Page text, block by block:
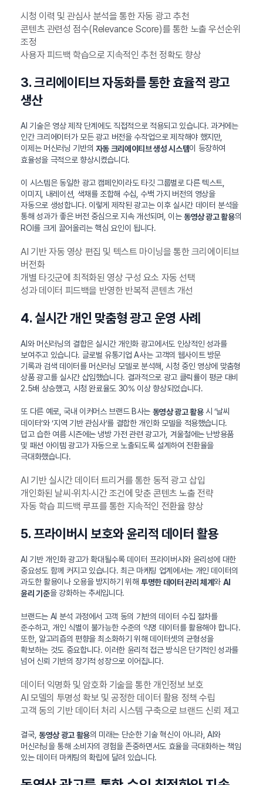
시청 이력 및 관심사 분석을 통한 자동 광고 추천
콘텐츠 관련성 점수(Relevance Score)를 통한 노출 우선순위
조정
사용자 피드백 학습으로 지속적인 추천 정확도 향상
3. 크리에이티브 자동화를 통한 효율적 광고
생산
AI 기술은 영상 제작 단계에도 직접적으로 적용되고 있습니다. 과거에는
인간 크리에이터가 모든 광고 버전을 수작업으로 제작해야 했지만,
이제는 머신러닝 기반의 자동 크리에이티브 생성 시스템이 등장하여
효율성을 극적으로 향상시켰습니다.
이 시스템은 동일한 광고 캠페인이라도 타깃 그룹별로 다른 텍스트,
이미지, 내레이션, 색채를 조합해 수십, 수백 가지 버전의 영상을
자동으로 생성합니다. 이렇게 제작된 광고는 이후 실시간 데이터 분석을
통해 성과가 좋은 버전 중심으로 지속 개선되며, 이는동영상 광고 활용의
ROI를 크게 끌어올리는 핵심 요인이 됩니다.
AI 기반 자동 영상 편집 및 텍스트 마이닝을 통한 크리에이티브
버전화
개별 타깃군에 최적화된 영상 구성 요소 자동 선택
성과 데이터 피드백을 반영한 반복적 콘텐츠 개선
4. 실시간 개인 맞춤형 광고 운영 사례
AI와 머신러닝의 결합은 실시간 개인화 광고에서도 인상적인 성과를
보여주고 있습니다. 글로벌 유통기업 A사는 고객의 웹사이트 방문
기록과 검색 데이터를 머신러닝 모델로 분석해, 시청 중인 영상에 맞춤형
상품 광고를 실시간 삽입했습니다. 결과적으로 광고 클릭률이 평균 대비
2.5배 상승했고, 시청 완료율도 30% 이상 향상되었습니다.
또 다른 예로, 국내 이커머스 브랜드 B사는 동영상 광고 활용시 ‘날씨
데이터’와 ‘지역 기반 관심사’를 결합한 개인화 모델을 적용했습니다.
덥고 습한 여름 시즌에는 냉방 가전 관련 광고가, 겨울철에는 난방용품
및 패션 아이템 광고가 자동으로 노출되도록 설계하여 전환율을
극대화했습니다.
AI 기반 실시간 데이터 트리거를 통한 동적 광고 삽입
개인화된 날씨·위치·시간 조건에 맞춘 콘텐츠 노출 전략
자동 학습 피드백 루프를 통한 지속적인 전환율 향상
5. 프라이버시 보호와 윤리적 데이터 활용
AI 기반 개인화 광고가 확대될수록 데이터 프라이버시와 윤리성에 대한
중요성도 함께 커지고 있습니다. 최근 마케팅 업계에서는 개인 데이터의
과도한 활용이나 오용을 방지하기 위해투명한 데이터 관리 체계와 AI
윤리 기준을 강화하는 추세입니다.
브랜드는 AI 분석 과정에서 고객 동의 기반의 데이터 수집 절차를
준수하고, 개인 식별이 불가능한 수준의 익명 데이터를 활용해야 합니다.
또한, 알고리즘의 편향을 최소화하기 위해 데이터셋의 균형성을
확보하는 것도 중요합니다. 이러한 윤리적 접근 방식은 단기적인 성과를
넘어 신뢰 기반의 장기적 성장으로 이어집니다.
데이터 익명화 및 암호화 기술을 통한 개인정보 보호
AI 모델의 투명성 확보 및 공정한 데이터 활용 정책 수립
고객 동의 기반 데이터 처리 시스템 구축으로 브랜드 신뢰 제고
결국, 동영상 광고 활용의 미래는 단순한 기술 혁신이 아니라, AI와
머신러닝을 통해 소비자의 경험을 존중하면서도 효율을 극대화하는 책임
있는 데이터 마케팅의 확립에 달려 있습니다.